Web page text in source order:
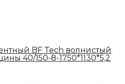
BF Tech волнистый
40/150-8-1750*1130*5,2